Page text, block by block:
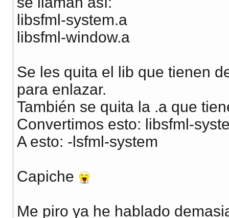
libsfml-system.a
libsfml-window.a
Se les quita el lib que tienen
para enlazar.
También se quita la .a que
Convertimos esto: libsfml-
A esto: -lsfml-system
Capiche
Me piro ya he hablado